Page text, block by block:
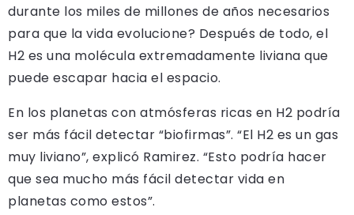
durante los miles de millones de años necesarios
para que la vida evolucione? Después de todo, el
H2 es una molécula extremadamente liviana que
puede escapar hacia el espacio.
En los planetas con atmósferas ricas en H2 podría
ser más fácil detectar “biofirmas”. “El H2 es un gas
muy liviano”, explicó Ramirez. “Esto podría hacer
que sea mucho más fácil detectar vida en
planetas como estos”.